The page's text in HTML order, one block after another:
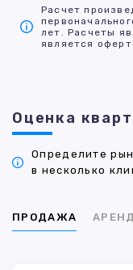
Расчет
лет. Расчеты
является
Оценка
Определите
в несколько
ПРОДАЖА